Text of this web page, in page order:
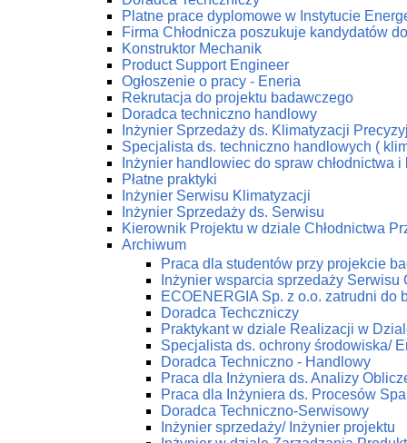
Platne prace dyplomowe w Instytucie
Firma Chłodnicza poszukuje kandydatów
Konstruktor Mechanik
Product Support Engineer
Ogłoszenie o pracy - Eneria
Rekrutacja do projektu badawczego
Doradca techniczno handlowy
Inżynier Sprzedaży ds. Klimatyzacji
Specjalista ds. techniczno handlowych (
Inżynier handlowiec do spraw chłodnictwa
Płatne praktyki
Inżynier Serwisu Klimatyzacji
Inżynier Sprzedaży ds. Serwisu
Kierownik Projektu w dziale Chłodnictwa
Archiwum
Praca dla studentów przy projekcie
Inżynier wsparcia sprzedaży Serwisu
ECOENERGIA Sp. z o.o. zatrudni do
Doradca Techczniczy
Praktykant w dziale Realizacji w
Specjalista ds. ochrony środowiska/
Doradca Techniczno - Handlowy
Praca dla Inżyniera ds. Analizy
Praca dla Inżyniera ds. Procesów
Doradca Techniczno-Serwisowy
Inżynier sprzedaży/ Inżynier projektu